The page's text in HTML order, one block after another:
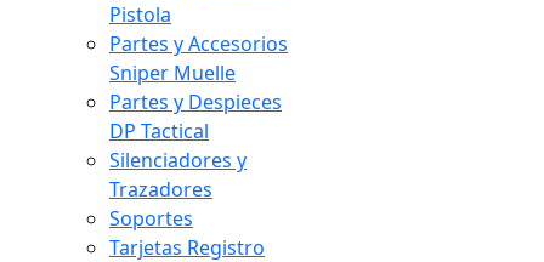
Pistola
Partes y Accesorios
Sniper Muelle
Partes y Despieces
DP Tactical
Silenciadores y
Trazadores
Soportes
Tarjetas Registro